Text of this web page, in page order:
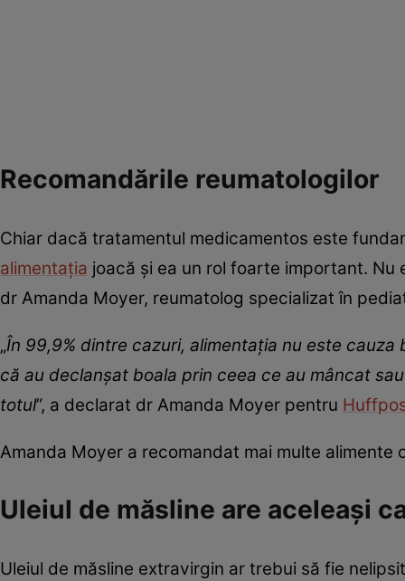
Recomandările reumatologilor
Chiar dacă tratamentul medicamentos este
alimentația joacă și ea un rol foarte important. Nu
dr Amanda Moyer, reumatolog specializat în
„În 99,9% dintre cazuri, alimentația nu este
că au declanșat boala prin ceea ce au mâncat
totul”, a declarat dr Amanda Moyer pentru
Amanda Moyer a recomandat mai multe
Uleiul de măsline are aceleași
Uleiul de măsline extravirgin ar trebui să fie